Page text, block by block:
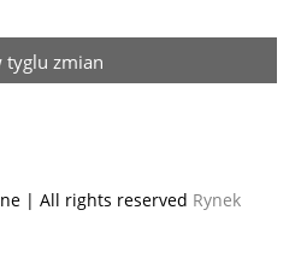
tyglu zmian
| All rights reserved Rynek